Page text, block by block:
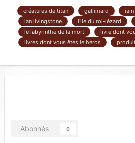
créatures de titan gallimard
iain
ian livingstone
l'ile du roi-lézard
le labyrinthe de la mort
livre dont
livres dont vous êtes le héros
Abonnés 0